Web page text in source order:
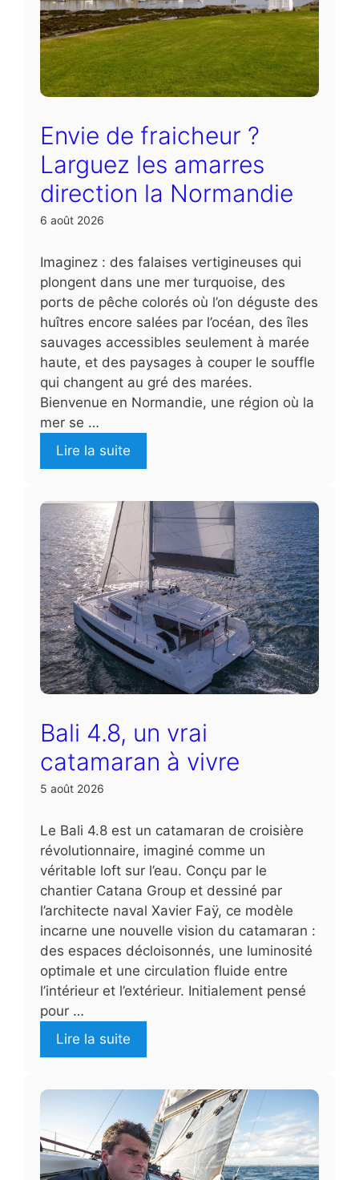
Envie de fraicheur ?
Larguez les amarres
direction la Normandie
6 août 2026
Imaginez : des falaises vertigineuses qui
plongent dans une mer turquoise, des
ports de pêche colorés où l’on déguste des
huîtres encore salées par l’océan, des îles
sauvages accessibles seulement à marée
haute, et des paysages à couper le souffle
qui changent au gré des marées.
Bienvenue en Normandie, une région où la
mer se …
Lire la suite
Bali 4.8, un vrai
catamaran à vivre
5 août 2026
Le Bali 4.8 est un catamaran de croisière
révolutionnaire, imaginé comme un
véritable loft sur l’eau. Conçu par le
chantier Catana Group et dessiné par
l’architecte naval Xavier Faÿ, ce modèle
incarne une nouvelle vision du catamaran :
des espaces décloisonnés, une luminosité
optimale et une circulation fluide entre
l’intérieur et l’extérieur. Initialement pensé
pour …
Lire la suite